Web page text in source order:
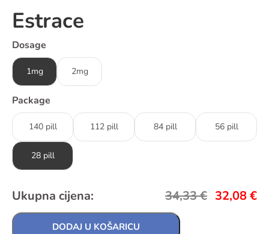
Estrace
Dosage
1mg 2mg
Package
140 pill 112 pill 84 pill 56 pill
28 pill
Ukupna cijena: 34,33€ 32,08€
DODAJ U KOŠARICU